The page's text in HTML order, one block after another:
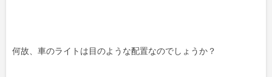
何故、車のライトは目のような配置なのでしょうか？